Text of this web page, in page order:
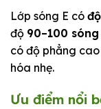
Lớp sóng E có
độ 90–100
có độ phẳng
hóa nhẹ.
Ưu điểm nổi